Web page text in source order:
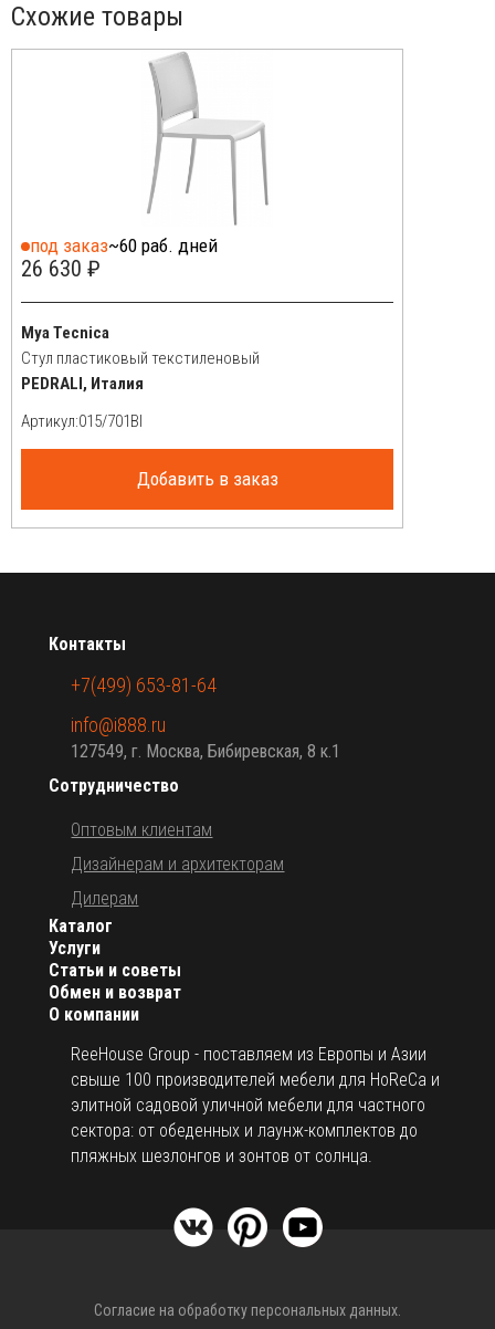
Схожие товары
под заказ~60 раб. дней
26 630 ₽
Mya Tecnica
Стул пластиковый текстиленовый
PEDRALI, Италия
Артикул:
Добавить в заказ
О компании
ReeHouse Group - поставляем из Европы и Азии
свыше 100 производителей мебели для HoReCa и
элитной садовой уличной мебели для частного
сектора: от обеденных и лаунж-комплектов до
пляжных шезлонгов и зонтов от солнца.
Каталог
Услуги
Статьи и советы
Обмен и возврат
Сотрудничество
Оптовым клиентам
Дизайнерам и архитекторам
Дилерам
Контакты
+7(499) 653-81-64
info@i888.ru
127549, г. Москва, Бибиревская, 8 к.1
Согласие на обработку персональных данных.